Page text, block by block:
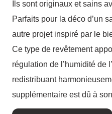
Ils sont originaux et sains
Parfaits pour la déco d’un
autre projet inspiré par le
Ce type de revêtement
régulation de l’humidité de
redistribuant
supplémentaire est dû à